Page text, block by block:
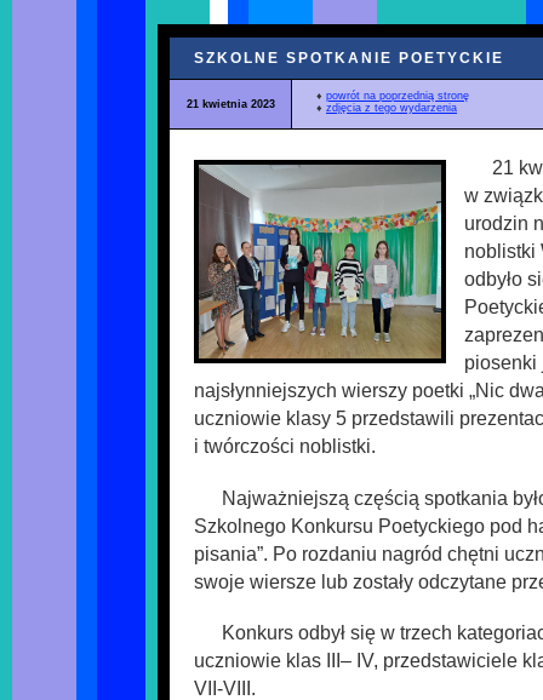
SZKOLNE SPOTKANIE POETYCKIE
21 kwietnia 2023
♦ powrót na poprzednią stronę
♦ zdjęcia z tego wydarzenia
21
w
urodzin
noblistki
odbyło
piosenki
najsłynniejszych wierszy poetki „Nic
uczniowie klasy 5 przedstawili
i twórczości noblistki.
Najważniejszą częścią spotkania
Szkolnego Konkursu Poetyckiego pod
pisania”. Po rozdaniu nagród chętni
swoje wiersze lub zostały odczytane
Konkurs odbył się w trzech
uczniowie klas III– IV, przedstawiciele
VII-VIII.